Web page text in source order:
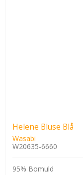
Helene Bluse Blå
Wasabi
W20635-6660
95% Bomuld